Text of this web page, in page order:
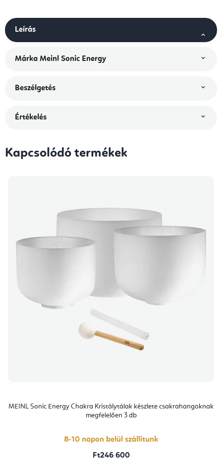
Leírás
Márka Meinl Sonic Energy
Beszélgetés
Értékelés
Kapcsolódó termékek
MEINL Sonic Energy Chakra Kristálytálak készlete csakrahangoknak
megfelelően 3 db
8-10 napon belül szállítunk
Ft246 600